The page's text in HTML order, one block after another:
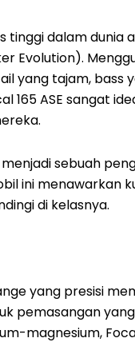
dalam dunia
Evolution).
yang tajam, bass
165 ASE sangat
sebuah
ini menawarkan
di kelasnya.
yang presisi
pemasangan
magnesium,